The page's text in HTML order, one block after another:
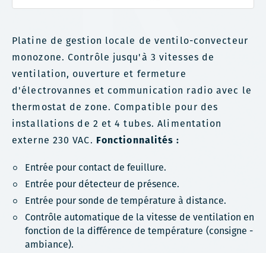
Platine de gestion locale de ventilo-convecteur
monozone. Contrôle jusqu'à 3 vitesses de
ventilation, ouverture et fermeture
d'électrovannes et communication radio avec le
thermostat de zone. Compatible pour des
installations de 2 et 4 tubes. Alimentation
externe 230 VAC. Fonctionnalités :
Entrée pour contact de feuillure.
Entrée pour détecteur de présence.
Entrée pour sonde de température à distance.
Contrôle automatique de la vitesse de ventilation en
fonction de la différence de température (consigne -
ambiance).